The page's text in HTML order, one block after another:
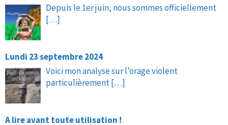
Depuis le 1er juin, nous sommes officiellement
[…]
Lundi 23 septembre 2024
Voici mon analyse sur l’orage violent
particulièrement[…]
A lire avant toute utilisation !